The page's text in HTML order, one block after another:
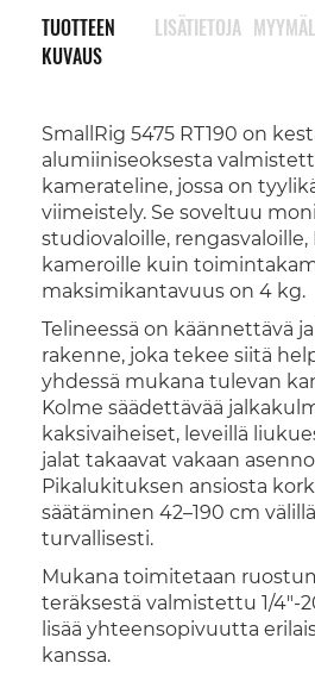
TUOTTEEN
KUVAUS
SmallRig 5475 RT190 on
alumiiniseoksesta
kamerateline, jossa on
viimeistely. Se soveltuu
studiovaloille, rengasvaloille,
kameroille kuin
maksimikantavuus on 4 kg.
Telineessä on käännettävä
rakenne, joka tekee siitä
yhdessä mukana tulevan
Kolme säädettävää
kaksivaiheiset, leveillä
jalat takaavat vakaan
Pikalukituksen ansiosta
säätäminen 42–190 cm
turvallisesti.
Mukana toimitetaan
teräksestä valmistettu 1/4"-
lisää yhteensopivuutta
kanssa.
LISÄTIETOJA